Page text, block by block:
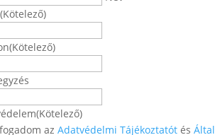
(Kötelező)
(Kötelező)
(Kötelező)
azAdatvédelmi Tájékoztatót és